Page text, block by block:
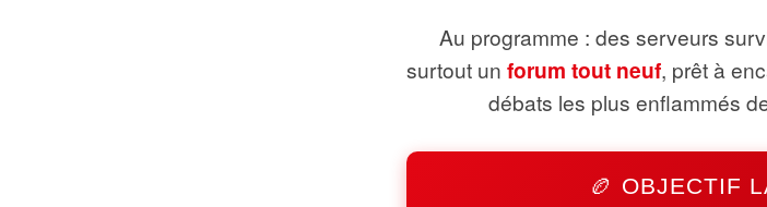
Au programme : des serveurs
surtout un forum tout neuf, prêt à
débats les plus enflammés
🏉 OBJECTIF